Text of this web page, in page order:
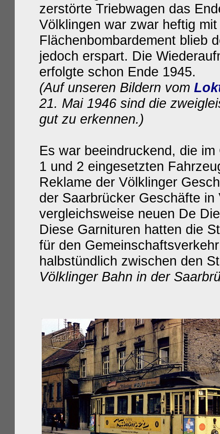
zerstörte Triebwagen das
Völklingen war zwar heftig
Flächenbombardement blieb
jedoch erspart. Die
erfolgte schon Ende 1945.
(Auf unseren Bildern vom
21. Mai 1946 sind die
gut zu erkennen.)
Es war beeindruckend, die
1 und 2 eingesetzten
Reklame der Völklinger
der Saarbrücker Geschäfte
vergleichsweise neuen De
Diese Garnituren hatten die
für den
halbstündlich zwischen den
Völklinger Bahn in der